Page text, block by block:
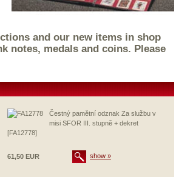
and our new items in shop
notes, medals and coins. Please
Čestný pamětní odznak Za službu v
misi SFOR III. stupně + dekret
[FA12778]
61,50 EUR show »